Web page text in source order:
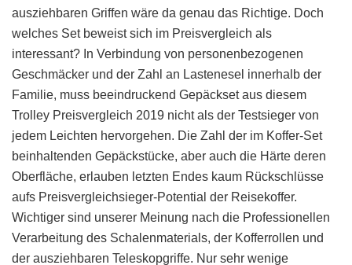
ausziehbaren Griffen wäre da genau das Richtige. Doch
welches Set beweist sich im Preisvergleich als
interessant? In Verbindung von personenbezogenen
Geschmäcker und der Zahl an Lastenesel innerhalb der
Familie, muss beeindruckend Gepäckset aus diesem
Trolley Preisvergleich 2019 nicht als der Testsieger von
jedem Leichten hervorgehen. Die Zahl der im Koffer-Set
beinhaltenden Gepäckstücke, aber auch die Härte deren
Oberfläche, erlauben letzten Endes kaum Rückschlüsse
aufs Preisvergleichsieger-Potential der Reisekoffer.
Wichtiger sind unserer Meinung nach die Professionellen
Verarbeitung des Schalenmaterials, der Kofferrollen und
der ausziehbaren Teleskopgriffe. Nur sehr wenige